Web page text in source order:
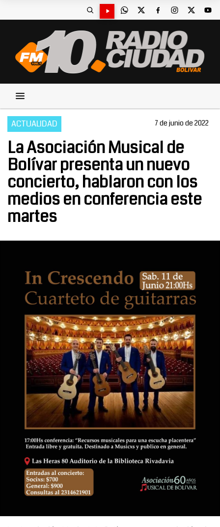
ACTUALIDAD 7 de junio de 2022
La Asociación Musical de
Bolívar presenta un nuevo
concierto, hablaron con los
medios en conferencia este
martes